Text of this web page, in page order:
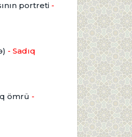
portreti -
- Sadıq
ömrü -